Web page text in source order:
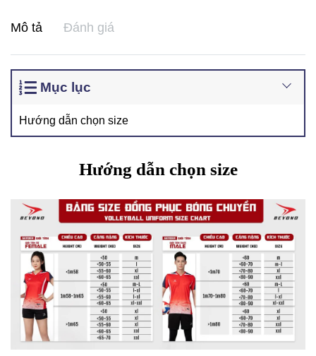
Mô tả Đánh giá
Mục lục
Hướng dẫn chọn size
Hướng dẫn chọn size